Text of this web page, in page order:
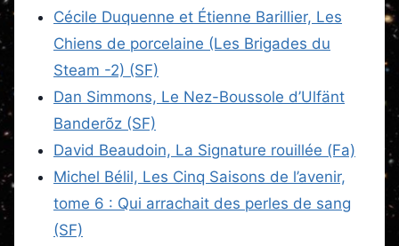
Cécile Duquenne et Étienne Barillier, Les
Chiens de porcelaine (Les Brigades du
Steam -2) (SF)
Dan Simmons, Le Nez-Boussole d’Ulfänt
Banderõz (SF)
David Beaudoin, La Signature rouillée (Fa)
Michel Bélil, Les Cinq Saisons de l’avenir,
tome 6 : Qui arrachait des perles de sang
(SF)